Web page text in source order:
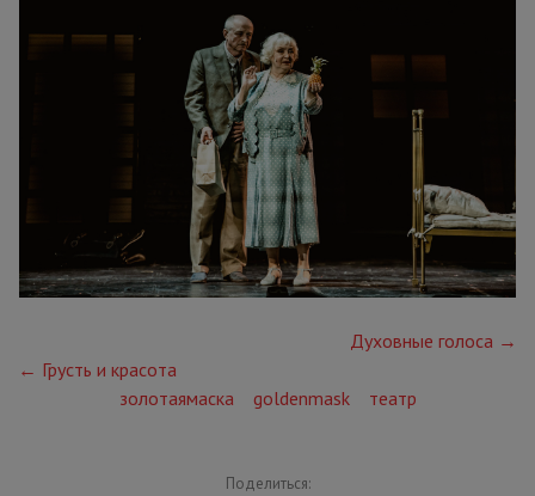
Духовные голоса →
← Грусть и красота
золотаямаска
goldenmask театр
Поделиться: